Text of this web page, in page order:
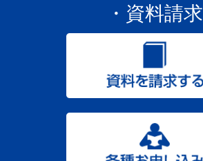
・資料請求